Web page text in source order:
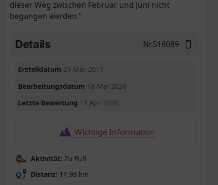
dieser Weg zwischen Februar und Juni nicht
begangen werden.“
Details Nr.516089
Erstelldatum 21 Mär 2017
Bearbeitungsdatum 18 Mai 2026
Letzte Bewertung 13 Apr 2026
Wichtige Information
Aktivität: Zu Fuß
Distanz: 14,98 km